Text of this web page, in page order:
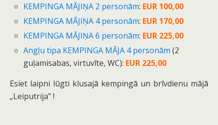
KEMPINGA MĀJIŅA 2 personām: EUR 100,00
KEMPINGA MĀJIŅA 4 personām: EUR 170,00
KEMPINGA MĀJIŅA 6 personām: EUR 225,00
Angļu tipa KEMPINGA MĀJA 4 personām (2
guļamisabas, virtuvīte, WC): EUR 225,00
Esiet laipni lūgti klusajā kempingā un brīvdienu mājā
„Leiputrija” !